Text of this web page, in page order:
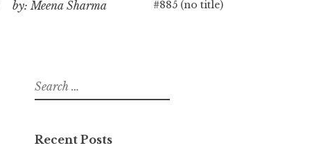
by: Meena Sharma #885 (no title)
Search
for:
Recent Posts